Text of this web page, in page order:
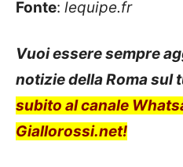
Fonte: lequipe.fr
Vuoi essere sempre
notizie della Roma sul
subito al canale
Giallorossi.net!